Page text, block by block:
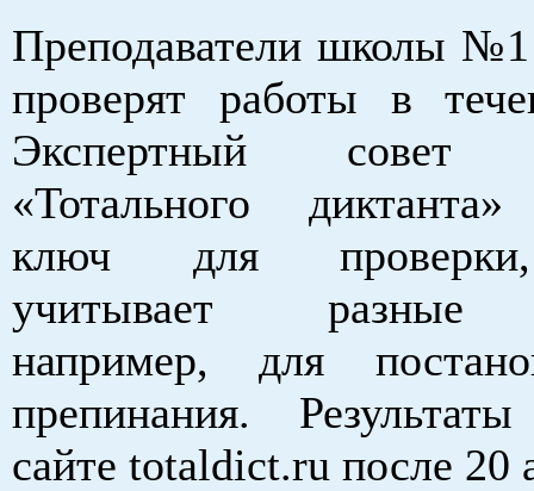
Преподаватели школы
проверят работы в
Экспертный совет
«Тотального диктанта»
ключ для
учитывает разные
например, для
препинания. Результаты
сайте totaldict.ru после 20